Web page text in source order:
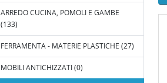
ARREDO CUCINA, POMOLI E GAMBE
(133)
FERRAMENTA - MATERIE PLASTICHE (27)
MOBILI ANTICHIZZATI (0)